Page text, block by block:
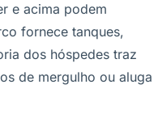
e acima podem
fornece tanques,
dos hóspedes traz
de mergulho ou aluga